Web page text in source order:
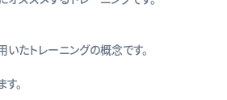
たトレーニングの概念です。
。